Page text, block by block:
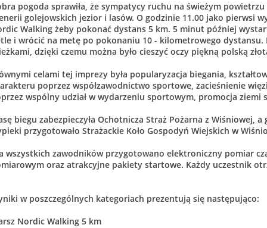
pogoda sprawiła, że sympatycy ruchu na świeżym
golejowskich jezior i lasów. O godzinie 11.00 jako pierwsi
Walking żeby pokonać dystans 5 km. 5 minut później
i wrócić na metę po pokonaniu 10 - kilometrowego dystansu.
dzięki czemu można było cieszyć oczy piękną polską
celami tej imprezy była popularyzacja biegania,
poprzez współzawodnictwo sportowe, zacieśnienie
wspólny udział w wydarzeniu sportowym, promocja ziemi
biegu zabezpieczyła Ochotnicza Straż Pożarna z Wiśniowej,
przygotowało Strażackie Koło Gospodyń Wiejskich w
wszystkich zawodników przygotowano elektroniczny pomiar
oraz atrakcyjne pakiety startowe. Każdy uczestnik
w poszczególnych kategoriach prezentują się następująco:
Nordic Walking 5 km